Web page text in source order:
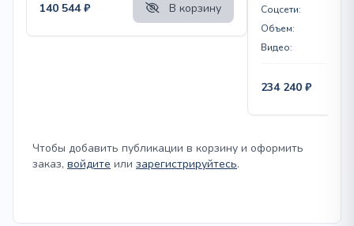
140 544₽ В корзину
Соцсети:
Объем:
Видео:
234 240 ₽
Чтобы добавить публикации в корзину и оформить
заказ, войдите или зарегистрируйтесь.